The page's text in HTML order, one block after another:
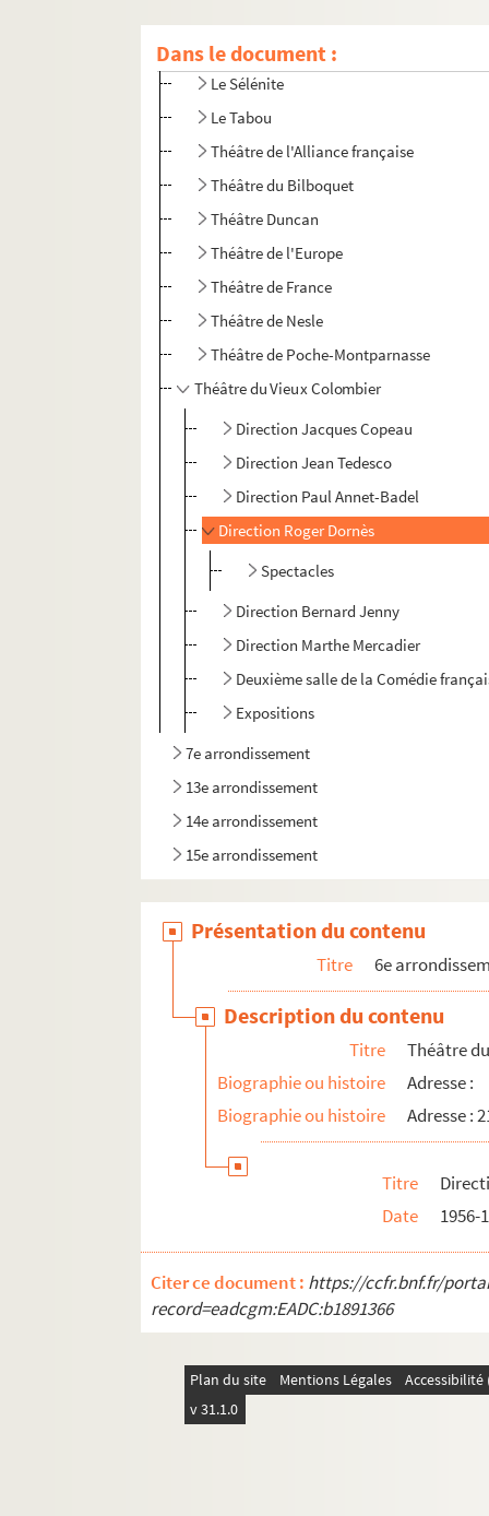
Dans le document :
Salle des sociétés savantes
Le Sélénite
Le Tabou
Théâtre de l'Alliance française
Théâtre du Bilboquet
Théâtre Duncan
Théâtre de l'Europe
Théâtre de France
Théâtre de Nesle
Théâtre de Poche-Montparnasse
Théâtre du Vieux Colombier
Direction Jacques Copeau
Direction Jean Tedesco
Direction Paul Annet-Badel
Direction Roger Dornès
Spectacles
Direction Bernard Jenny
Direction Marthe Mercadier
Deuxième salle de la Comédie
Expositions
7e arrondissement
13e arrondissement
14e arrondissement
15e arrondissement
Présentation du contenu
Titre 6e
Description du contenu
Titre
Théâtre
Biographie ou histoire
Adresse :
Biographie ou histoire
Adresse :
Titre
Date
1956-
Citer ce document : https://ccfr.bnf.fr/
record=eadcgm:EADC:b1891366
Plan du site Mentions Légales
v 31.1.0